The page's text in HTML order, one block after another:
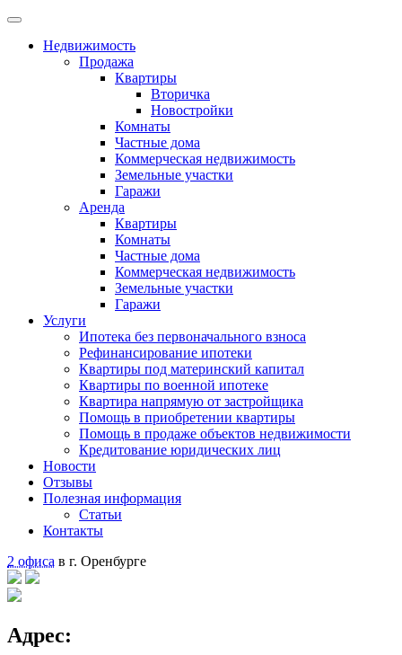
Недвижимость
Продажа
Квартиры
Вторичка
Новостройки
Комнаты
Частные дома
Коммерческая недвижимость
Земельные участки
Гаражи
Аренда
Квартиры
Комнаты
Частные дома
Коммерческая недвижимость
Земельные участки
Гаражи
Услуги
Ипотека без первоначального взноса
Рефинансирование ипотеки
Квартиры под материнский капитал
Квартиры по военной ипотеке
Квартира напрямую от застройщика
Помощь в приобретении квартиры
Помощь в продаже объектов недвижимости
Кредитование юридических лиц
Новости
Отзывы
Полезная информация
Статьи
Контакты
2 офиса в г. Оренбурге
Адрес: